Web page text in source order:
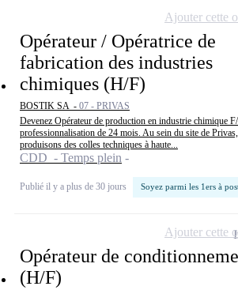
Opérateur / Opératrice de
fabrication des industries
chimiques (H/F)
BOSTIK SA - 07 - PRIVAS
Devenez Opérateur de production en industrie chimique
professionnalisation de 24 mois. Au sein du site de
produisons des colles techniques à haute...
CDD - Temps plein
Publié il y a plus de 30 jours Soyez parmi les 1ers à
Ajouter cette
Opérateur de
(H/F)
Ajouter cette